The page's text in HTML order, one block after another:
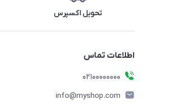
تحویل اکسپرس
اطلاعات تماس
۰۲۱۰۰۰۰۰۰۰۰
info@myshop.com